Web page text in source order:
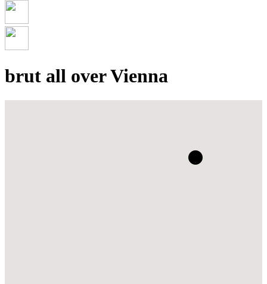
brut all over Vienna